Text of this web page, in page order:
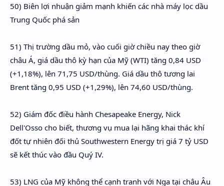
50) Biên lợi nhuận giảm mạnh khiến các nhà máy lọc dầu
Trung Quốc phá sản
51) Thị trường dầu mỏ, vào cuối giờ chiều nay theo giờ
châu Á, giá dầu thô kỳ hạn của Mỹ (WTI) tăng 0,84 USD
(+1,18%), lên 71,75 USD/thùng. Giá dầu thô tương lai
Brent tăng 0,95 USD (+1,29%), lên 74,60 USD/thùng.
52) Giám đốc điều hành Chesapeake Energy, Nick
Dell'Osso cho biết, thương vụ mua lại hãng khai thác khí
đốt tự nhiên đối thủ Southwestern Energy trị giá 7 tỷ USD
sẽ kết thúc vào đầu Quý IV.
53) LNG của Mỹ không thể cạnh tranh với Nga tại châu Âu